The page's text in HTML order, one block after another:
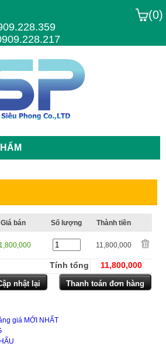
(0)
Giá bán Số lượng
Thành tiền
11,800,000
Tính tổng 11,800,000
giá MỚI NHẤT